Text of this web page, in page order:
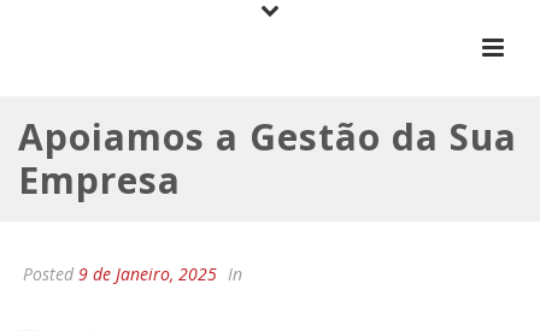
Apoiamos a Gestão da Sua
Empresa
Posted 9 de Janeiro, 2025 In